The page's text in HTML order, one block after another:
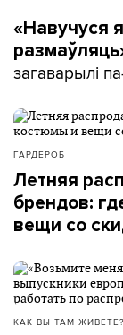
«Навучуся
загаварылі
ГАРДЕРОБ
Летняя
брендов:
вещи со
КАК ВЫ ТАМ ЖИВЕТЕ?